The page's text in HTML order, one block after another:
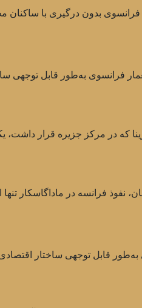
فرانسوی بدون درگیری با
فرانسوی به‌طور قابل توجهی
قابل توجهی ساختار